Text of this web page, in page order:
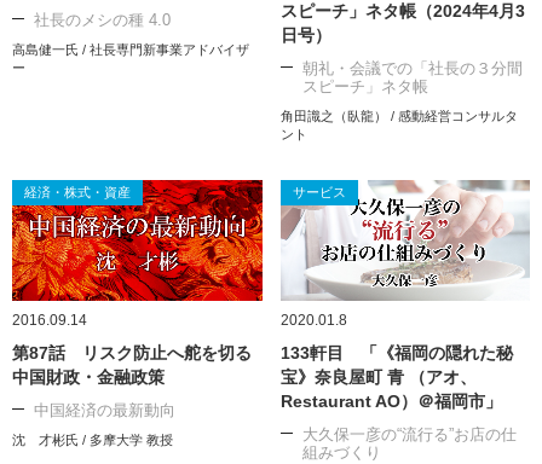
社長のメシの種 4.0
高島健一氏 / 社長専門新事業アドバイザ
ー
スピーチ」ネタ帳（2024年4月3
日号）
朝礼・会議での「社長の３分間
スピーチ」ネタ帳
角田識之（臥龍） / 感動経営コンサルタ
ント
経済・株式・資産
2016.09.14
第87話 リスク防止へ舵を切る
中国財政・金融政策
中国経済の最新動向
沈 才彬氏 / 多摩大学 教授
サービス
2020.01.8
133軒目 「《福岡の隠れた秘
宝》奈良屋町 青 （アオ、
Restaurant AO）＠福岡市」
大久保一彦の“流行る”お店の仕
組みづくり